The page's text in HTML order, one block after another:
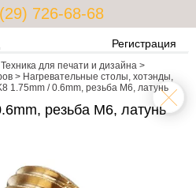
726-68-68
Регистрация
Техника для печати и дизайна >
> Нагревательные столы, хотэнды,
1.75mm / 0.6mm, резьба М6, латунь
резьба М6, латунь